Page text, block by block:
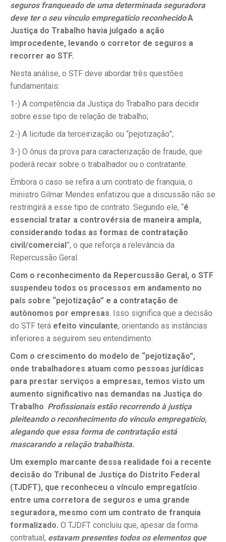
seguros franqueado de uma determinada seguradora
deve ter o seu vínculo empregatício reconhecido.A
Justiça do Trabalho havia julgado a ação
improcedente, levando o corretor de seguros a
recorrer ao STF.
Nesta análise, o STF deve abordar três questões
fundamentais:
1-) A competência da Justiça do Trabalho para decidir
sobre esse tipo de relação de trabalho;
2-) A licitude da terceirização ou “pejotização”;
3-) O ônus da prova para caracterização de fraude, que
poderá recair sobre o trabalhador ou o contratante.
Embora o caso se refira a um contrato de franquia, o
ministro Gilmar Mendes enfatizou que a discussão não se
restringirá a esse tipo de contrato. Segundo ele, “é
essencial tratar a controvérsia de maneira ampla,
considerando todas as formas de contratação
civil/comercial”, o que reforça a relevância da
Repercussão Geral.
Com o reconhecimento da Repercussão Geral, o STF
suspendeu todos os processos em andamento no
país sobre “pejotização” e a contratação de
autônomos por empresas. Isso significa que a decisão
do STF terá efeito vinculante, orientando as instâncias
inferiores a seguirem seu entendimento.
Com o crescimento do modelo de “pejotização”,
onde trabalhadores atuam como pessoas jurídicas
para prestar serviços a empresas, temos visto um
aumento significativo nas demandas na Justiça do
Trabalho. Profissionais estão recorrendo à justiça
pleiteando o reconhecimento do vínculo empregatício,
alegando que essa forma de contratação está
mascarando a relação trabalhista.
Um exemplo marcante dessa realidade foi a recente
decisão do Tribunal de Justiça do Distrito Federal
(TJDFT), que reconheceu o vínculo empregatício
entre uma corretora de seguros e uma grande
seguradora, mesmo com um contrato de franquia
formalizado. O TJDFT concluiu que, apesar da forma
contratual, estavam presentes todos os elementos que